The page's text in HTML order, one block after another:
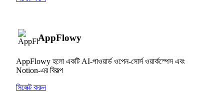
AppFlowy
AppFlowy হলো একটি AI-পাওয়ার্ড ওপেন-সোর্স ওয়ার্কস্পেস এবং
Notion-এর বিকল্প
সিলেক্ট করুন